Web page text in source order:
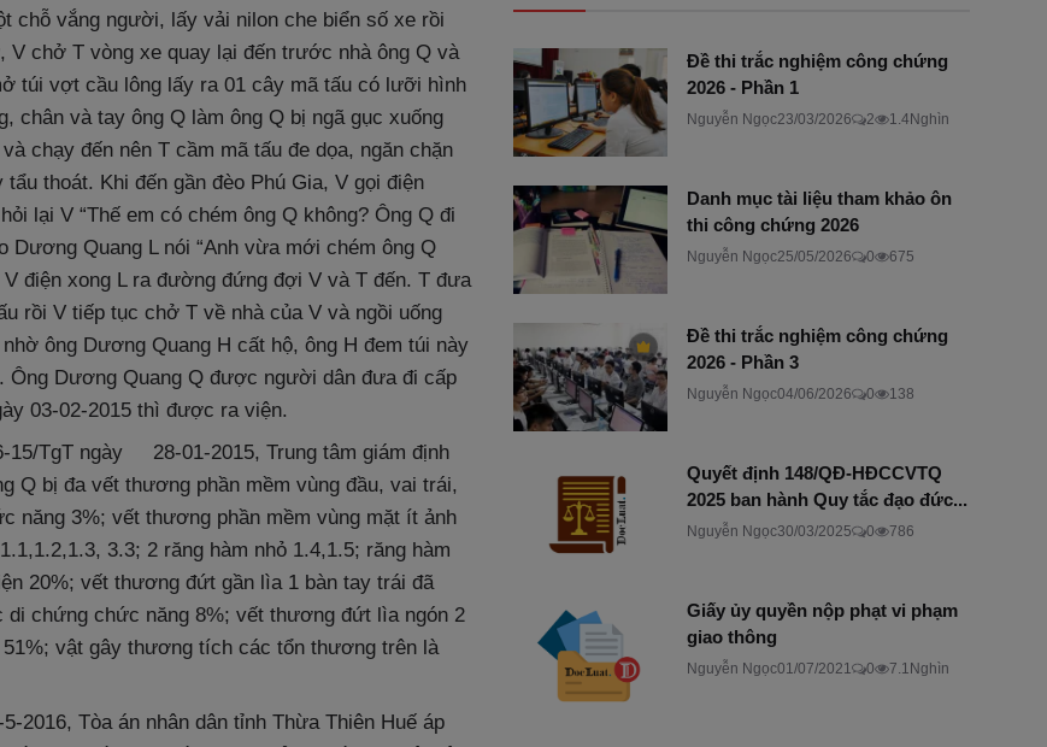
chỗ vắng người, lấy vải nilon che biển số xe rồi
chở T vòng xe quay lại đến trước nhà ông Q và
túi vợt cầu lông lấy ra 01 cây mã tấu có lưỡi hình
chân và tay ông Q làm ông Q bị ngã gục xuống
chạy đến nên T cầm mã tấu đe dọa, ngăn chặn
thoát. Khi đến gần đèo Phú Gia, V gọi điện
lại V “Thế em có chém ông Q không? Ông Q đi
Dương Quang L nói “Anh vừa mới chém ông Q
điện xong L ra đường đứng đợi V và T đến. T đưa
rồi V tiếp tục chở T về nhà của V và ngồi uống
ông Dương Quang H cất hộ, ông H đem túi này
Ông Dương Quang Q được người dân đưa đi cấp
03-02-2015 thì được ra viện.
15/TgT ngày 28-01-2015, Trung tâm giám định
Q bị đa vết thương phần mềm vùng đầu, vai trái,
năng 3%; vết thương phần mềm vùng mặt ít ảnh
3.3; 2 răng hàm nhỏ 1.4,1.5; răng hàm
20%; vết thương đứt gần lìa 1 bàn tay trái đã
chứng chức năng 8%; vết thương đứt lìa ngón 2
vật gây thương tích các tổn thương trên là
2016, Tòa án nhân dân tỉnh Thừa Thiên Huế áp
Đề thi trắc nghiệm công chứng
2026 - Phần 1
Nguyễn Ngọc23/03/2026 2 1.4Nghìn
Danh mục tài liệu tham khảo ôn
thi công chứng 2026
Nguyễn Ngọc25/05/2026 0 675
Đề thi trắc nghiệm công chứng
2026 - Phần 3
Nguyễn Ngọc04/06/2026 0 138
Quyết định 148/QĐ-HĐCCVTQ
2025 ban hành Quy tắc đạo đức...
Nguyễn Ngọc30/03/2025 0 786
Giấy ủy quyền nộp phạt vi phạm
giao thông
Nguyễn Ngọc01/07/2021 0 7.1Nghìn